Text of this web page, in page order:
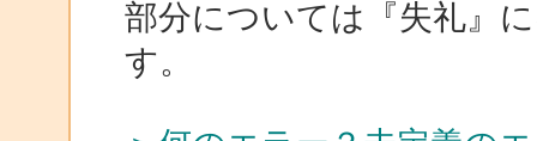
部分については『失礼』
す。